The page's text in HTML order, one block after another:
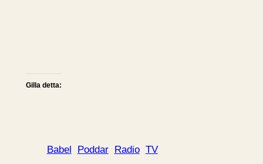
Gilla detta:
Babel Poddar Radio TV